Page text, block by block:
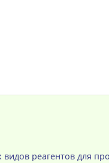
реагентов для